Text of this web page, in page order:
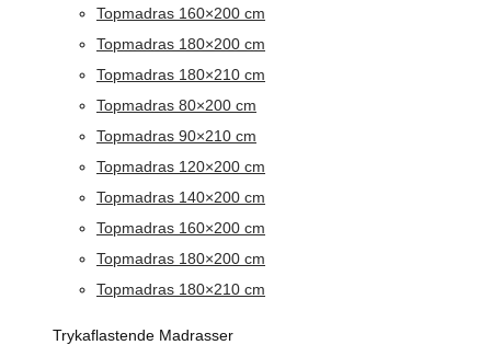
Topmadras 160×200 cm
Topmadras 180×200 cm
Topmadras 180×210 cm
Topmadras 80×200 cm
Topmadras 90×210 cm
Topmadras 120×200 cm
Topmadras 140×200 cm
Topmadras 160×200 cm
Topmadras 180×200 cm
Topmadras 180×210 cm
Trykaflastende Madrasser